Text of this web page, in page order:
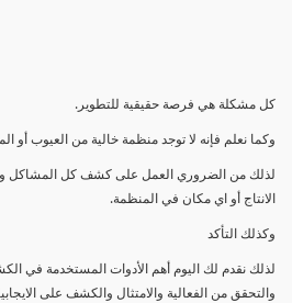
كل مشكلة هي فرصة حقيقية للتطوير.
وكما نعلم فإنه لا توجد منظمة خالية من العيوب أو
لذلك من الضروري العمل على كشف كل المشاكل
الانتاج أو اي مكان في المنظمة.
وكذلك التأكد
لذلك نقدم لك اليوم أهم الأدوات المستخدمة في
والتحقق من الفعالية والامتثال والكشف على